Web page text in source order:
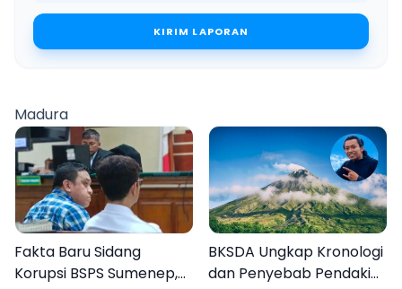
KIRIM LAPORAN
Madura
Fakta Baru Sidang
Korupsi BSPS Sumenep,
BKSDA Ungkap Kronologi
dan Penyebab Pendaki